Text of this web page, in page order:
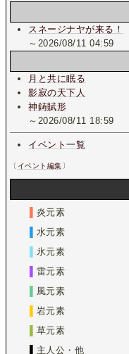
スネージナヤが来る！
～2026/08/11 04:59
月と共に眠る
影寂の天下人
神鋳賦形
～2026/08/11 18:59
イベント一覧
〔 イベント編集〕
炎元素
水元素
氷元素
雷元素
風元素
岩元素
草元素
主人公・他